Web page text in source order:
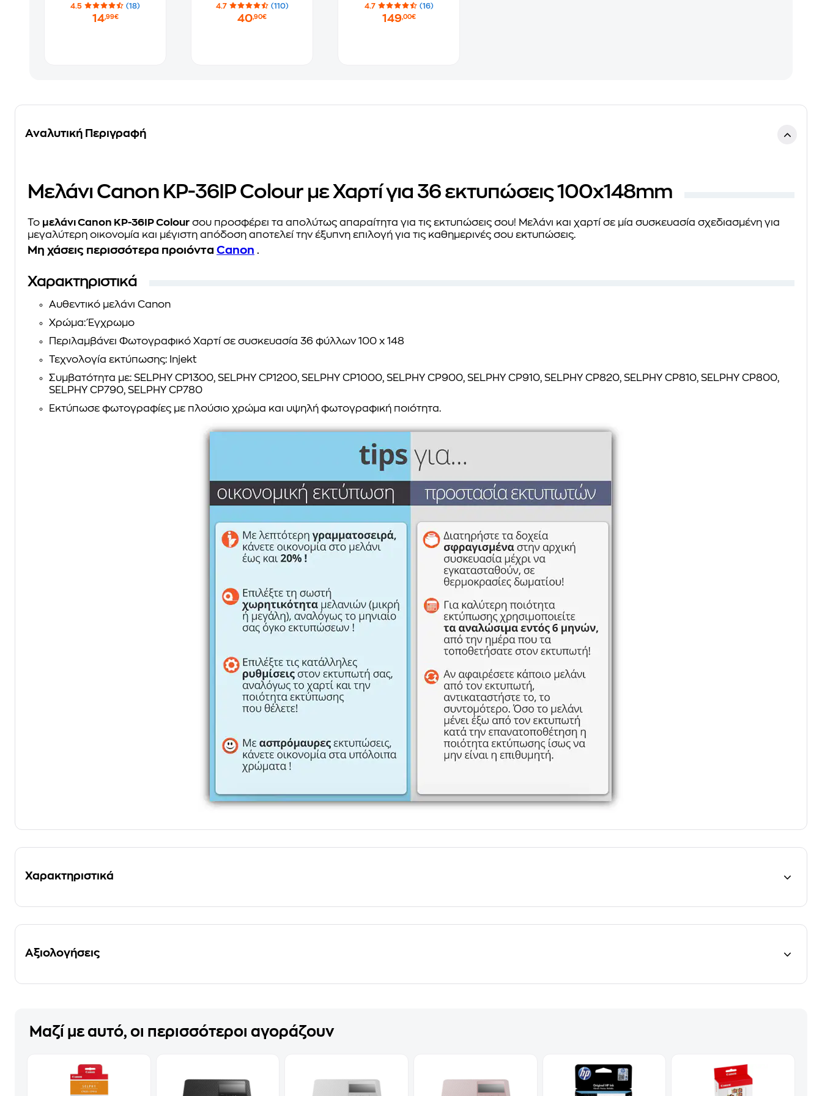
36 εκτυπώσεις
100x148mm
4.5 (18)
14,99€
Εκτυπωτές 108 φύλλα
4.7 (110)
40,90€
Εκτυπωτής Thermal
Photo με WiFi - Μαύρο
(5539C008AA)
4.7 (16)
149,00€
Αναλυτική Περιγραφή
Μελάνι Canon KP-36IP Colour με Χαρτί για 36 εκτυπώσεις 100x148mm
Το μελάνι Canon KP-36IP Colour σου προσφέρει τα απολύτως απαραίτητα για τις εκτυπώσεις σου! Μελάνι και χαρτί σε μία συσκευασία σχεδιασμένη για
μεγαλύτερη οικονομία και μέγιστη απόδοση αποτελεί την έξυπνη επιλογή για τις καθημερινές σου εκτυπώσεις.
Μη χάσεις περισσότερα προιόντα Canon .
Χαρακτηριστικά
Αυθεντικό μελάνι Canon
Χρώμα: Έγχρωμο
Περιλαμβάνει Φωτογραφικό Χαρτί σε συσκευασία 36 φύλλων 100 x 148
Τεχνολογία εκτύπωσης: Injekt
Συμβατότητα με: SELPHY CP1300, SELPHY CP1200, SELPHY CP1000, SELPHY CP900, SELPHY CP910, SELPHY CP820, SELPHY CP810, SELPHY CP800,
SELPHY CP790, SELPHY CP780
Εκτύπωσε φωτογραφίες με πλούσιο χρώμα και υψηλή φωτογραφική ποιότητα.
Χαρακτηριστικά
Αξιολογήσεις
Μαζί με αυτό, οι περισσότεροι αγοράζουν